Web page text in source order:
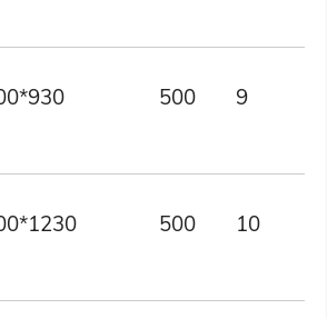
500 9
500 10